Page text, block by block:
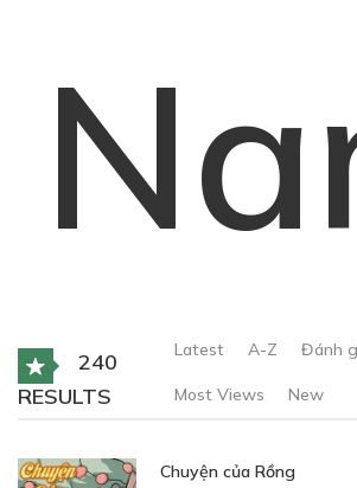
240
RESULTS
Latest A-Z Đánh
Most Views New
Chuyện của Rồng